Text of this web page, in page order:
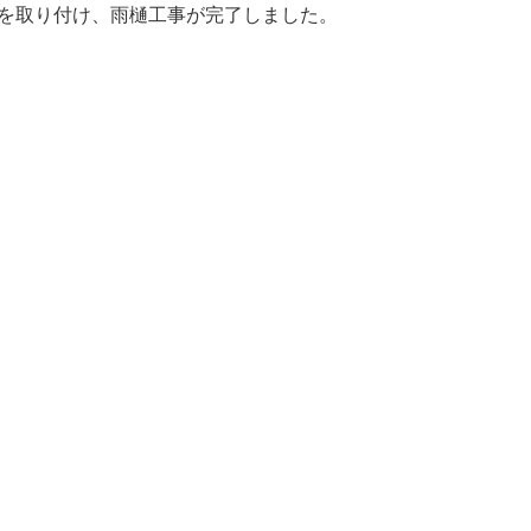
取り付け、雨樋工事が完了しました。